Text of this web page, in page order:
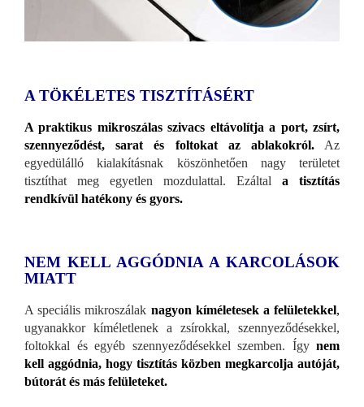
A TÖKÉLETES TISZTÍTÁSÉRT
A praktikus mikroszálas szivacs eltávolítja a port, zsírt,
szennyeződést, sarat és foltokat az ablakokról.
Az
egyedülálló kialakításnak köszönhetően nagy területet
tisztíthat meg egyetlen mozdulattal. Ezáltal a
tisztítás
rendkívül hatékony és gyors.
NEM KELL AGGÓDNIA A KARCOLÁSOK
MIATT
A speciális mikroszálak nagyon kíméletesek a felületekkel,
ugyanakkor kíméletlenek a zsírokkal, szennyeződésekkel,
foltokkal és egyéb szennyeződésekkel szemben. Így nem
kell aggódnia, hogy tisztítás közben megkarcolja autóját,
bútorát és más felületeket.